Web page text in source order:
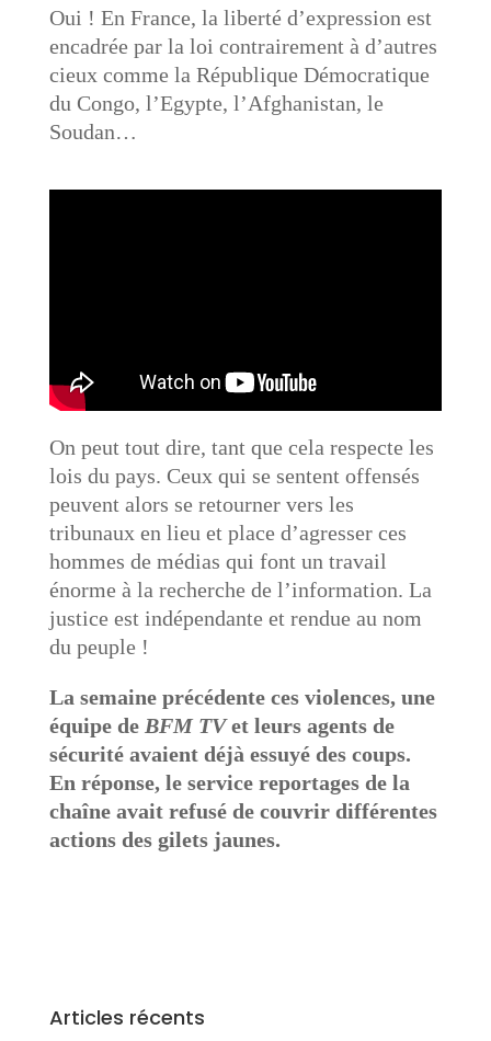
Oui ! En France, la liberté d’expression est
encadrée par la loi contrairement à d’autres
cieux comme la République Démocratique
du Congo, l’Egypte, l’Afghanistan, le
Soudan…
On peut tout dire, tant que cela respecte les
lois du pays. Ceux qui se sentent offensés
peuvent alors se retourner vers les
tribunaux en lieu et place d’agresser ces
hommes de médias qui font un travail
énorme à la recherche de l’information. La
justice est indépendante et rendue au nom
du peuple !
La semaine précédente ces violences, une
équipe de BFM TVet leurs agents de
sécurité avaient déjà essuyé des coups.
En réponse, le service reportages de la
chaîne avait refusé de couvrir différentes
actions des gilets jaunes.
Articles récents